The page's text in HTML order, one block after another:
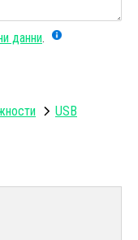
данни.
USB